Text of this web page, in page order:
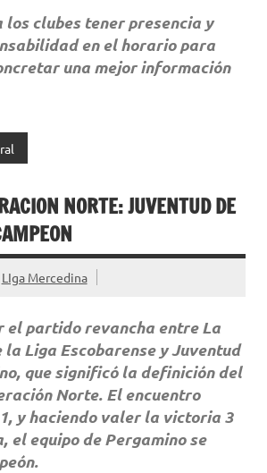
los clubes tener presencia y
en el horario para
una mejor información
NORTE: JUVENTUD DE
LIga Mercedina
el partido revancha entre La
Liga Escobarense y Juventud
que significó la definición del
Norte. El encuentro
y haciendo valer la victoria 3
el equipo de Pergamino se